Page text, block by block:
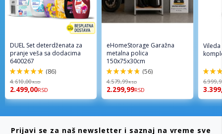
DUEL Set deterdženata za
pranje veša sa dodacima
6400267
98%
(86)
4.610,00RSD
2.499,00RSD
eHomeStorage Garažna
metalna polica
150x75x30cm
96%
(56)
4.579,99RSD
2.299,99RSD
92%
Prijavi se za naš newsletter i saznaj na vreme sve